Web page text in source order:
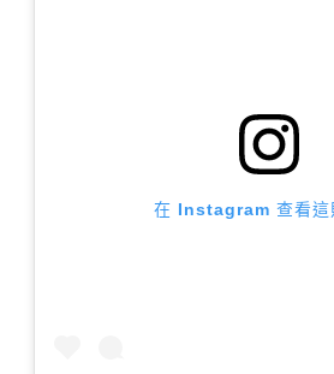
在 Instagram 查看這